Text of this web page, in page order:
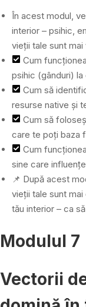
În acest modul,
interior – psihic,
vieții tale sunt mai
Cum
psihic (gânduri)
Cum să
resurse native și
Cum să
care te poți baza
Cum
sine care
📌 După acest
vieții tale sunt
tău interior – ca
Modulul 7
Vectorii